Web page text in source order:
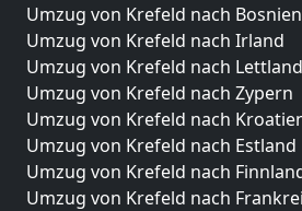
Umzug von Krefeld nach
Umzug von Krefeld nach Irland
Umzug von Krefeld nach Lettland
Umzug von Krefeld nach Zypern
Umzug von Krefeld nach
Umzug von Krefeld nach Estland
Umzug von Krefeld nach
Umzug von Krefeld nach